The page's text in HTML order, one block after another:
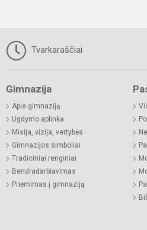
Tvarkaraščiai
Gimnazija
Apie gimnaziją
Ugdymo aplinka
Misija, vizija, vertybės
Gimnazijos simboliai
Tradiciniai renginiai
Bendradarbiavimas
Priėmimas į gimnaziją